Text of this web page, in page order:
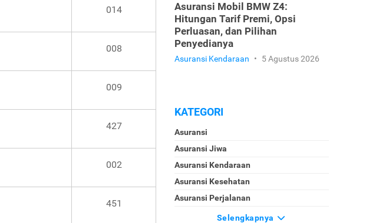
014
008
009
427
002
451
Asuransi Mobil BMW Z4:
Hitungan Tarif Premi, Opsi
Perluasan, dan Pilihan
Penyedianya
Asuransi Kendaraan • 5 Agustus 2026
KATEGORI
Asuransi
Asuransi Jiwa
Asuransi Kendaraan
Asuransi Kesehatan
Asuransi Perjalanan
Selengkapnya